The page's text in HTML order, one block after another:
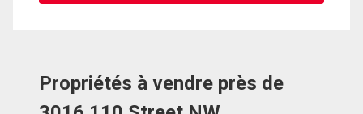
Propriétés à vendre près de